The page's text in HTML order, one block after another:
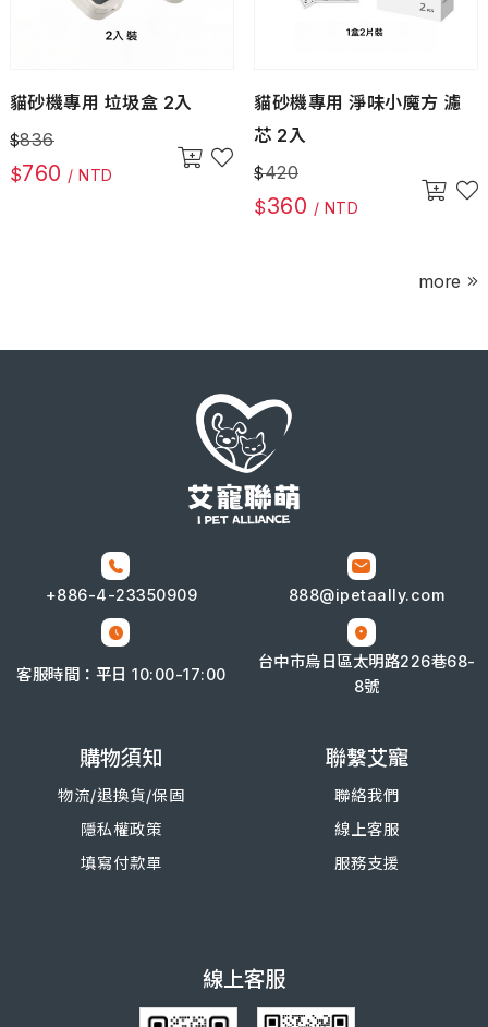
貓砂機專用 垃圾盒 2入
$836
$760 / NTD
貓砂機專用 淨味小魔方 濾
芯 2入
$420
$360 / NTD
more
+886-4-23350909 888@ipetaally.com
客服時間：平日 10:00-17:00
台中市烏日區太明路226巷68-
8號
購物須知
物流/退換貨/保固
隱私權政策
填寫付款單
聯繫艾寵
聯絡我們
線上客服
服務支援
線上客服